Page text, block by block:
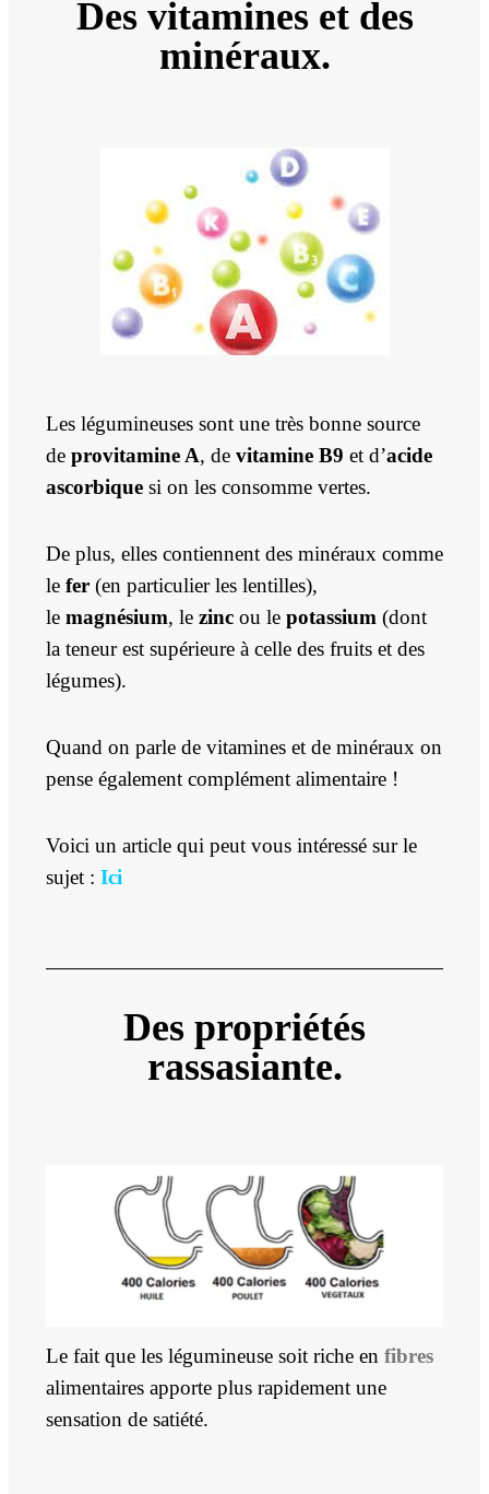
Des vitamines et des
minéraux.
Les légumineuses sont une très bonne source
de provitamine A, de vitamine B9 et d’acide
ascorbique si on les consomme vertes.
De plus, elles contiennent des minéraux comme
le fer (en particulier les lentilles),
le magnésium, le zinc ou le potassium (dont
la teneur est supérieure à celle des fruits et des
légumes).
Quand on parle de vitamines et de minéraux on
pense également complément alimentaire !
Voici un article qui peut vous intéressé sur le
sujet : Ici
Des propriétés
rassasiante.
Le fait que les légumineuse soit riche en fibres
alimentaires apporte plus rapidement une
sensation de satiété.